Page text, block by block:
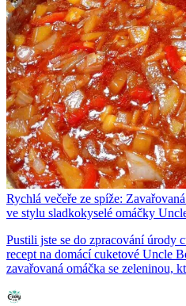
Rychlá večeře ze spíže:
ve stylu sladkokyselé omáčky
Pustili jste se do zpracování úrody
recept na domácí cuketové Uncle
zavařovaná omáčka se zeleninou,